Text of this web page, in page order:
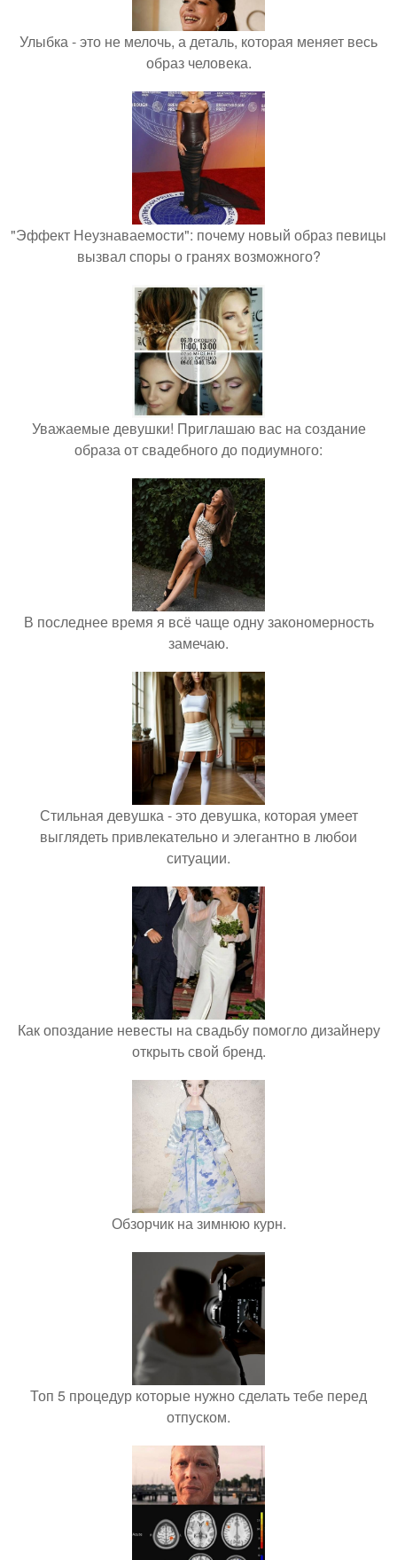
Улыбка - это не мелочь, а деталь, которая меняет весь
образ человека.
"Эффект Неузнаваемости": почему новый образ певицы
вызвал споры о гранях возможного?
Уважаемые девушки! Приглашаю вас на создание
образа от свадебного до подиумного:
В последнее время я всё чаще одну закономерность
замечаю.
Стильная девушка - это девушка, которая умеет
выглядеть привлекательно и элегантно в любои
ситуации.
Как опоздание невесты на свадьбу помогло дизайнеру
открыть свой бренд.
Обзорчик на зимнюю курн.
Топ 5 процедур которые нужно сделать тебе перед
отпуском.